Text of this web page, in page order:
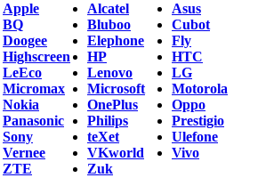
Apple Alcatel
Asus
BQ Bluboo
Cubot
Doogee Elephone
Fly
Highscreen HP
HTC
LeEco Lenovo
LG
Micromax Microsoft
Motorola
Nokia OnePlus
Oppo
Panasonic Philips
Prestigio
Sony teXet
Ulefone
Vernee VKworld
Vivo
ZTE
Zuk